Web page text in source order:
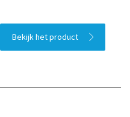
Bekijk het product